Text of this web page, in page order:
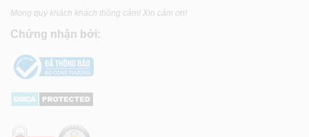
Mong quý khách khách thông cảm! Xin cảm ơn!
Chứng nhận bởi: